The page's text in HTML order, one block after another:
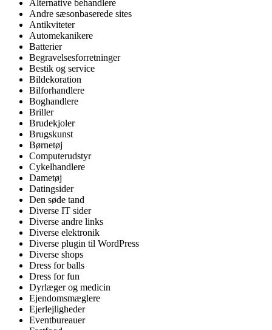
Alternative behandlere
Andre sæsonbaserede sites
Antikviteter
Automekanikere
Batterier
Begravelsesforretninger
Bestik og service
Bildekoration
Bilforhandlere
Boghandlere
Briller
Brudekjoler
Brugskunst
Børnetøj
Computerudstyr
Cykelhandlere
Dametøj
Datingsider
Den søde tand
Diverse IT sider
Diverse andre links
Diverse elektronik
Diverse plugin til WordPress
Diverse shops
Dress for balls
Dress for fun
Dyrlæger og medicin
Ejendomsmæglere
Ejerlejligheder
Eventbureauer